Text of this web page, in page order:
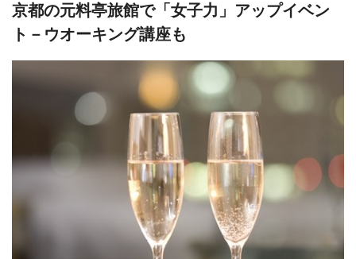
京都の元料亭旅館で「女子力」アップイベン
ト－ウオーキング講座も